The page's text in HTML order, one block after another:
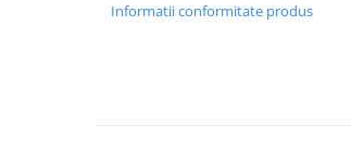
Informatii conformitate produs